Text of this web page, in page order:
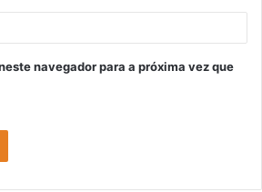
navegador para a próxima vez que